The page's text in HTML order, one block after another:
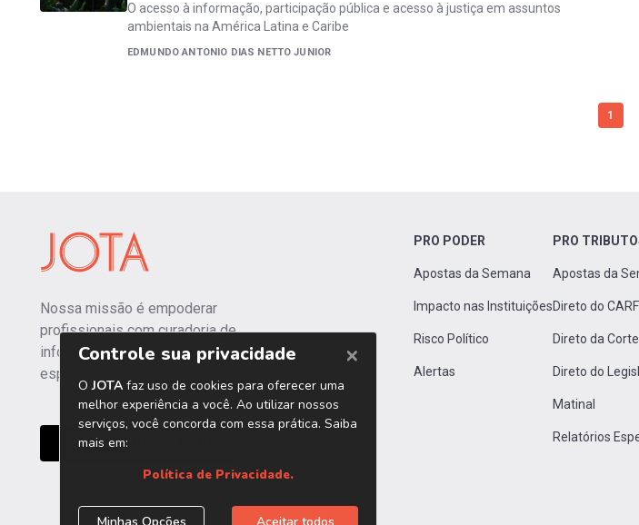
O acesso à informação, participação pública e acesso à justiça em assuntos
ambientais na América Latina e Caribe
EDMUNDO ANTONIO DIAS NETTO JUNIOR
1
Nossa missão é empoderar
profissionais com curadoria de
informações independentes e
especializadas.
CONHEÇA O JOTA PRO
PRO PODER
Apostas da Semana
Impacto nas Instituições
Risco Político
Alertas
PRO
Apostas da
Direto do CARF
Direto da Corte
Direto do
Matinal
Relatórios